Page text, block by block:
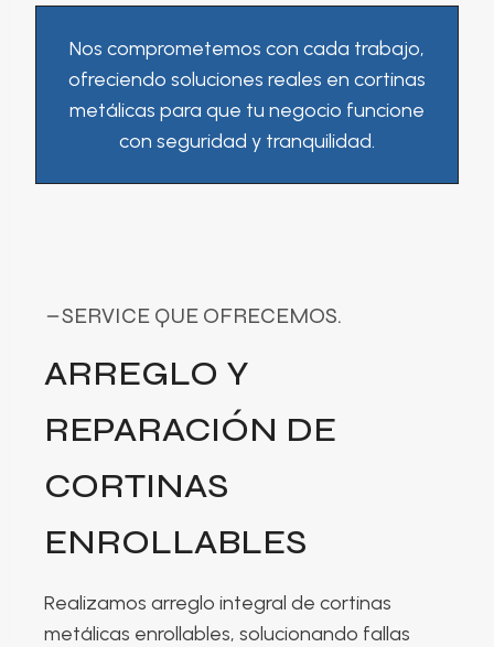
Nos comprometemos con cada trabajo,
ofreciendo soluciones reales en cortinas
metálicas para que tu negocio funcione
con seguridad y tranquilidad.
SERVICE QUE OFRECEMOS.
ARREGLO Y
REPARACIÓN DE
CORTINAS
ENROLLABLES
Realizamos arreglo integral de cortinas
metálicas enrollables, solucionando fallas